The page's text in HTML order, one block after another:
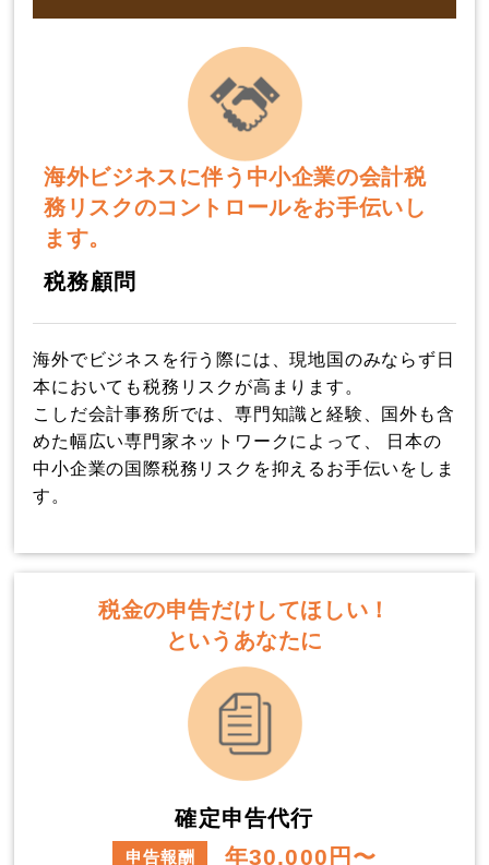
海外ビジネスに伴う中小企業の会計税
務リスクのコントロールをお手伝いし
ます。
税務顧問
海外でビジネスを行う際には、現地国のみならず日
本においても税務リスクが高まります。
こしだ会計事務所では、専門知識と経験、国外も含
めた幅広い専門家ネットワークによって、 日本の
中小企業の国際税務リスクを抑えるお手伝いをしま
す。
税金の申告だけしてほしい！
というあなたに
確定申告代行
申告報酬 年30,000円〜